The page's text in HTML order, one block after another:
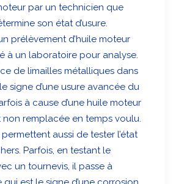
par un technicien que
son état d’usure.
prélèvement d’huile moteur
à un laboratoire pour analyse.
de limailles métalliques dans
signe d’une usure avancée du
à cause d’une huile moteur
non remplacée en temps voulu.
aussi de tester l’état
Parfois, en testant le
un tournevis, il passe à